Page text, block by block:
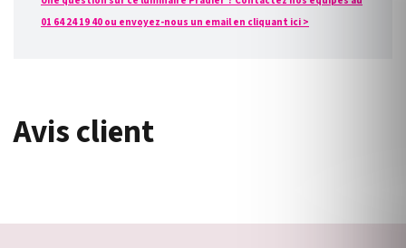
01 64 24 19 40 ou envoyez-nous un email en cliquant ici >
Avis client